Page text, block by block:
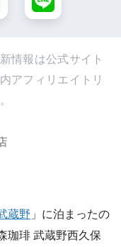
情報は公式サイト
アフィリエイトリ
蔵野 」に泊まったの
珈琲 武蔵野西久保